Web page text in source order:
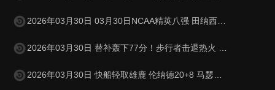
2026年03月30日 03月30日NCAA精英八强 田纳西大学62 - 95密歇根 全场集锦
2026年03月30日 替补轰下77分！步行者击退热火 西卡30+11+6 希罗31分
2026年03月30日 快船轻取雄鹿 伦纳德20+8 马瑟林28+6 特伦特空砍36分